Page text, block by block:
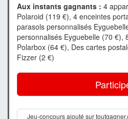
Aux instants gagnants : 4
Polaroid (119 €), 4 enceintes
parasols personnalisés
personnalisés Eyguebelle (70 €),
Polarbox (64 €), Des cartes
Fizzer (2 €)
Jeu-concours ajouté sur